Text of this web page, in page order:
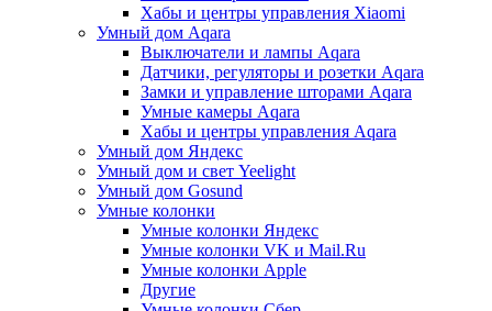
Хабы и центры управления Xiaomi
Умный дом Aqara
Выключатели и лампы Aqara
Датчики, регуляторы и розетки Aqara
Замки и управление шторами Aqara
Умные камеры Aqara
Хабы и центры управления Aqara
Умный дом Яндекс
Умный дом и свет Yeelight
Умный дом Gosund
Умные колонки
Умные колонки Яндекс
Умные колонки VK и Mail.Ru
Умные колонки Apple
Другие